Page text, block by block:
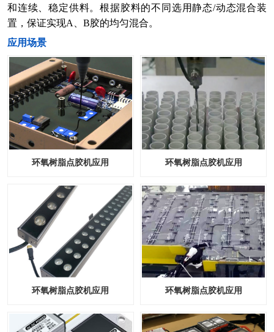
和连续、稳定供料。根据胶料的不同选用静态/动态混合装
置，保证实现A、B胶的均匀混合。
​应用场景
环氧树脂点胶机应用 环氧树脂点胶机应用
环氧树脂点胶机应用 环氧树脂点胶机应用